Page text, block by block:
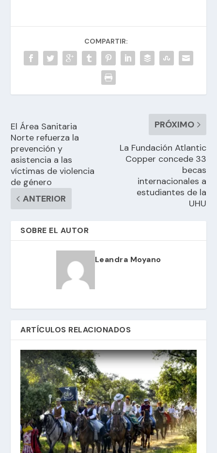
COMPARTIR:
El Área Sanitaria
Norte refuerza la
prevención y
asistencia a las
víctimas de violencia
de género
ANTERIOR
PRÓXIMO
La Fundación Atlantic
Copper concede 33
becas
internacionales a
estudiantes de la
UHU
SOBRE EL AUTOR
Leandra Moyano
ARTÍCULOS RELACIONADOS